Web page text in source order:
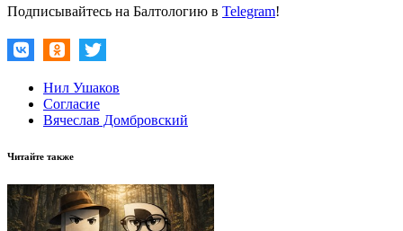
Подписывайтесь на Балтологию в Telegram!
Нил Ушаков
Согласие
Вячеслав Домбровский
Читайте также